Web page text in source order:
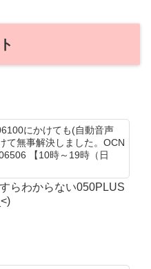
にかけても(自動音声
て無事解決しました。OCN
【10時～19時（日
らわからない050PLUS